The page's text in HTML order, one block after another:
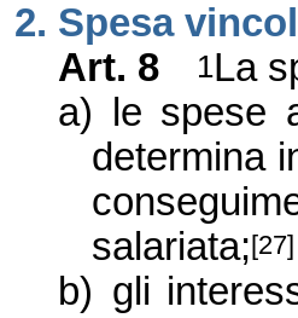
2. Spesa
Art. 8
1La
a)
le spese
determina
salariata;[27]
b) gli